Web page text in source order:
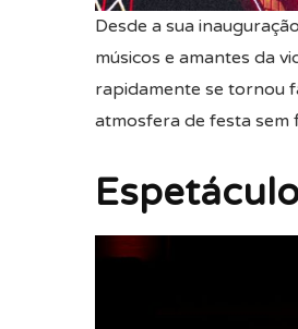
Desde a sua
músicos e amantes da
rapidamente se tornou
atmosfera de festa sem